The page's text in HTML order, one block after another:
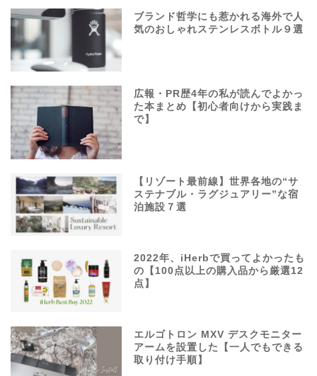
ブランド哲学にも惹かれる海外で人
気のおしゃれステンレスボトル９選
広報・PR歴4年の私が読んでよかっ
た本まとめ【初心者向けから実践ま
で】
【リゾート最前線】世界各地の“サ
ステナブル・ラグジュアリー”な宿
泊施設７選
2022年、iHerbで買ってよかったも
の【100点以上の購入品から厳選12
点】
エルゴトロン MXV デスクモニター
アームを設置した【一人でもできる
取り付け手順】